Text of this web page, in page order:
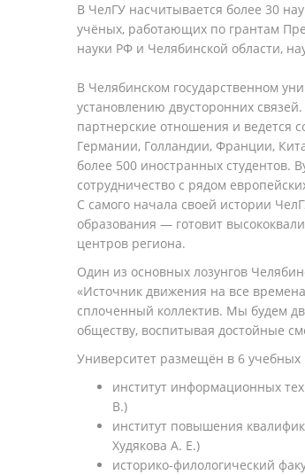
В ЧелГУ насчитывается более 30
учёных, работающих по грантам
науки РФ и Челябинской области,
В Челябинском государственном
установлению двусторонних
партнерские отношения и ведется
Германии, Голландии, Франции,
более 500 иностранных студентов.
сотрудничество с рядом
С самого начала своей истории
образования — готовит
центров региона.
Один из основных лозунгов
«Источник движения на все
сплоченный коллектив. Мы будем
обществу, воспитывая достойные
Университет размещён в 6 учебных
институт информационных
В.)
институт повышения
Худякова А. Е.)
историко-филологический